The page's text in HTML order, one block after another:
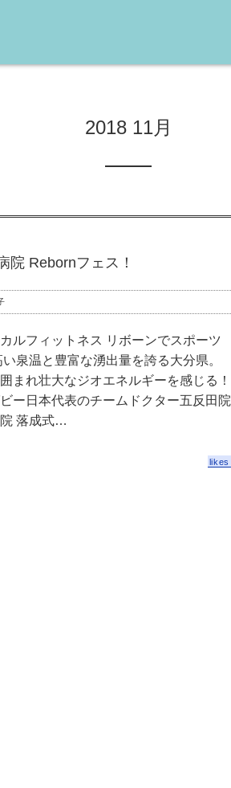
2018 11月
院 Rebornフェス！
ルフィットネス リボーンでスポーツ
泉温と豊富な湧出量を誇る大分県。
まれ壮大なジオエネルギーを感じる！
ー日本代表のチームドクター五反田院
落成式…
likes